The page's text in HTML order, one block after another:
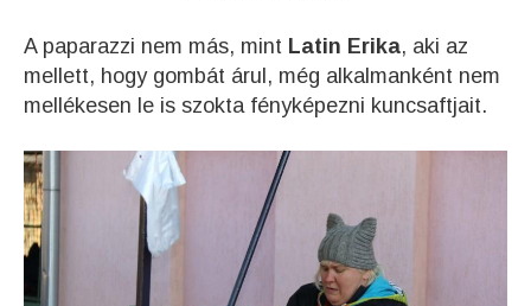
A paparazzi nem más, mint Latin Erika, aki az
mellett, hogy gombát árul, még alkalmanként nem
mellékesen le is szokta fényképezni kuncsaftjait.